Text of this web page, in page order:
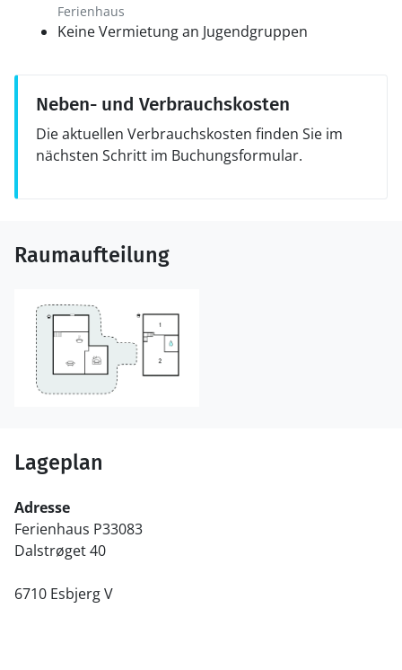
Ferienhaus
Keine Vermietung an Jugendgruppen
Neben- und Verbrauchskosten
Die aktuellen Verbrauchskosten finden Sie im
nächsten Schritt im Buchungsformular.
Raumaufteilung
Lageplan
Adresse
Ferienhaus P33083
Dalstrøget 40
6710 Esbjerg V